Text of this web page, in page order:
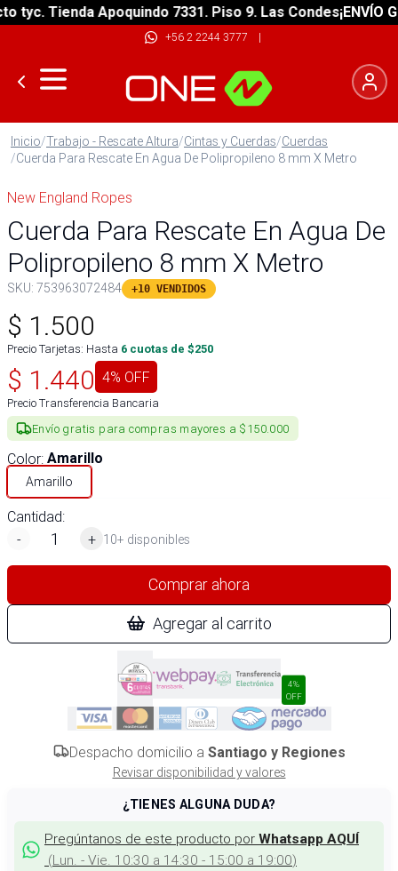
Tienda Apoquindo 7331. Piso 9. Las Condes¡ENVÍO
+56 2 2244 3777 |
Inicio/Trabajo - Rescate Altura/Cintas y Cuerdas/Cuerdas
/Cuerda Para Rescate En Agua De Polipropileno 8 mm X Metro
New England Ropes
Cuerda Para Rescate En Agua De
Polipropileno 8 mm X Metro
SKU: 753963072484 +10 VENDIDOS
$ 1.500
Precio Tarjetas: Hasta 6 cuotas de $250
$ 1.440 4% OFF
Precio Transferencia Bancaria
Envío gratis para compras mayores a $150.000
Color: Amarillo
Amarillo
Cantidad:
-
+ 10+ disponibles
Comprar ahora
Agregar al carrito
4%
OFF
Despacho domicilio a Santiago y Regiones
Revisar disponibilidad y valores
¿TIENES ALGUNA DUDA?
Pregúntanos de este producto por Whatsapp AQUÍ
(Lun. - Vie. 10:30 a 14:30 - 15:00 a 19:00)